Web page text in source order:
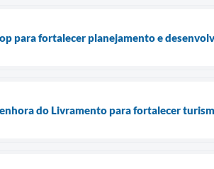
para fortalecer planejamento e
do Livramento para fortalecer